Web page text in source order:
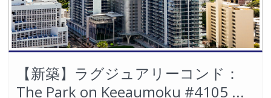
【新築】ラグジュアリーコンド：
The Park on Keeaumoku #4105 ...